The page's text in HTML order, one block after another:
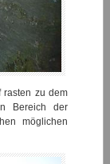
rasten zu dem
Bereich der
möglichen